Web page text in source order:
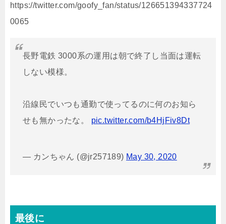
https://twitter.com/goofy_fan/status/126651394337724
0065
長野電鉄 3000系の運用は朝で終了し当面は運転
しない模様。
沿線民でいつも通勤で使ってるのに何のお知ら
せも無かったな。 pic.twitter.com/b4HjFiv8Dt
— カンちゃん (@jr257189) May 30, 2020
最後に